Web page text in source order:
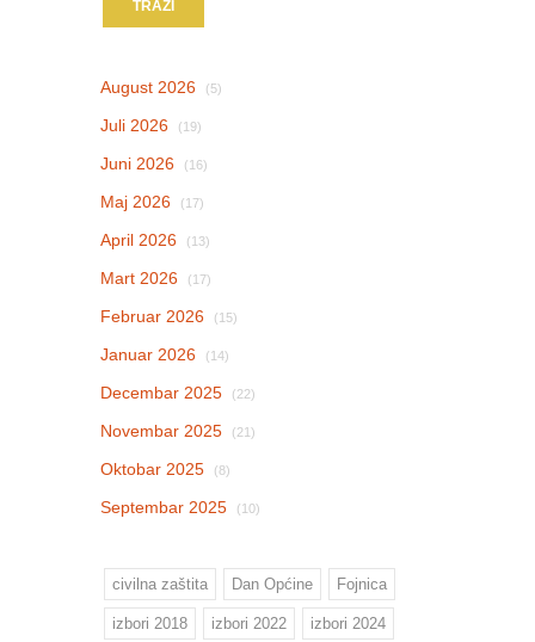
August 2026 (5)
Juli 2026 (19)
Juni 2026 (16)
Maj 2026 (17)
April 2026 (13)
Mart 2026 (17)
Februar 2026 (15)
Januar 2026 (14)
Decembar 2025 (22)
Novembar 2025 (21)
Oktobar 2025 (8)
Septembar 2025 (10)
civilna zaštita Dan Općine Fojnica
izbori 2018 izbori 2022 izbori 2024